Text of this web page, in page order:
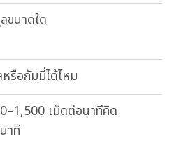
ขนาดใด
หรือกัมมี่ได้ไหม
เม็ดต่อนาทีคิด
าที